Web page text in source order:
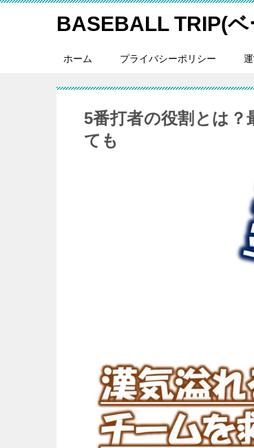
BASEBALL TRIP(
ホーム プライバシーポリシー
5番打者の役割とは
ても